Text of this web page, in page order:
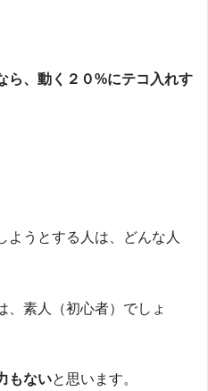
ら、動く２０%にテコ入れす
ようとする人は、どんな人
、素人（初心者）でしょ
もないと思います。